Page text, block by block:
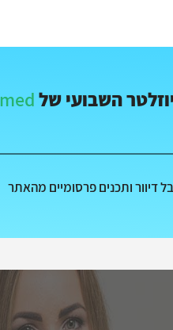
השבועי של med
דיוור ותכנים פרסומיים מהאתר